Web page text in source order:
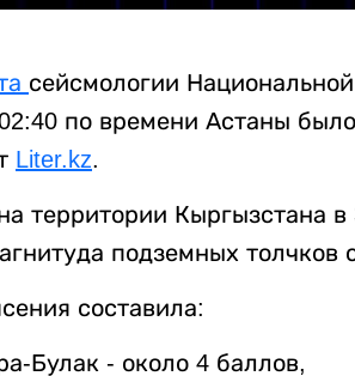
сейсмологии
по времени Астаны
Liter.kz.
территории Кыргызстана
подземных толчков
составила:
Булак - около 4 баллов,